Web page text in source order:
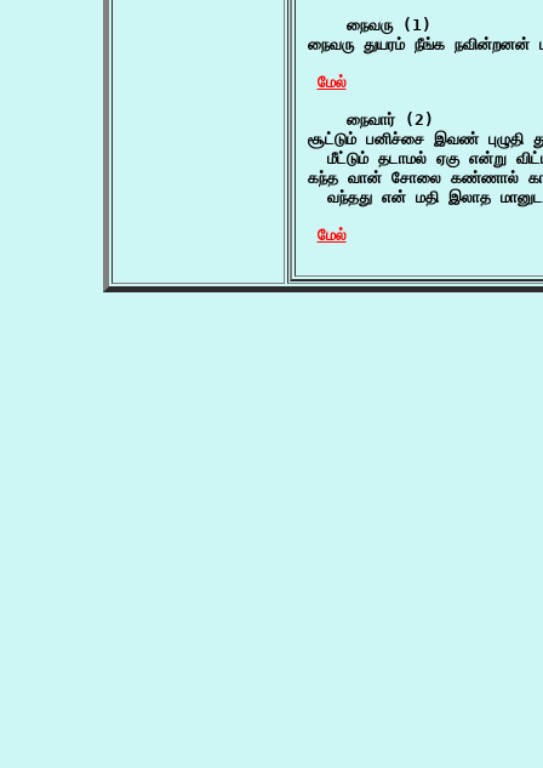
    நைவரு (1)
நைவரு துயரம் நீங்க நவின்றனன்
மேல்
    நைவார் (2)
சூட்டும் பனிச்சை இவண் புழுதி
மீட்டும் தடாமல் ஏகு என்று
கந்த வான் சோலை கண்ணால்
வந்தது என் மதி இலாத
மேல்